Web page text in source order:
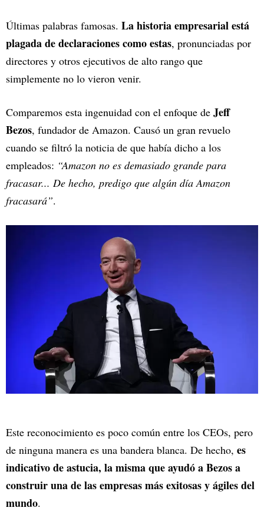
Últimas palabras famosas. La historia empresarial está
plagada de declaraciones como estas, pronunciadas por
directores y otros ejecutivos de alto rango que
simplemente no lo vieron venir.
Comparemos esta ingenuidad con el enfoque de Jeff
Bezos, fundador de Amazon. Causó un gran revuelo
cuando se filtró la noticia de que había dicho a los
empleados: “Amazon no es demasiado grande para
fracasar... De hecho, predigo que algún día Amazon
fracasará”.
Este reconocimiento es poco común entre los CEOs, pero
de ninguna manera es una bandera blanca. De hecho, es
indicativo de astucia, la misma que ayudó a Bezos a
construir una de las empresas más exitosas y ágiles del
mundo.